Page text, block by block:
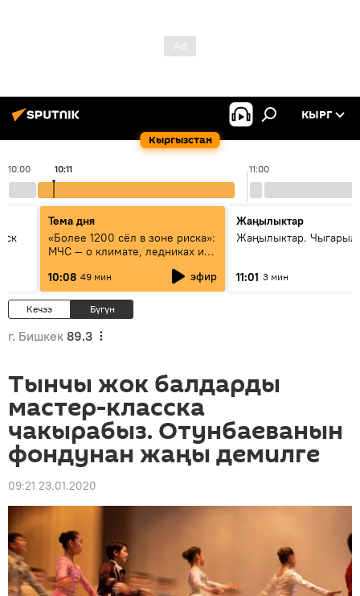
Кыргызстан
КЫРГ
10:00 11:00
10:11
Тема дня
«Более 1200 сёл в зоне риска»:
МЧС — о климате, ледниках и
населения
10:08 49 мин эфир
Жаңылыктар
Жаңылыктар.
11:01 3 мин
Кечээ Бүгүн
г. Бишкек 89.3
Тынчы жок балдарды
мастер-класска
чакырабыз. Отунбаеванын
фондунан жаңы демилге
09:21 23.01.2020